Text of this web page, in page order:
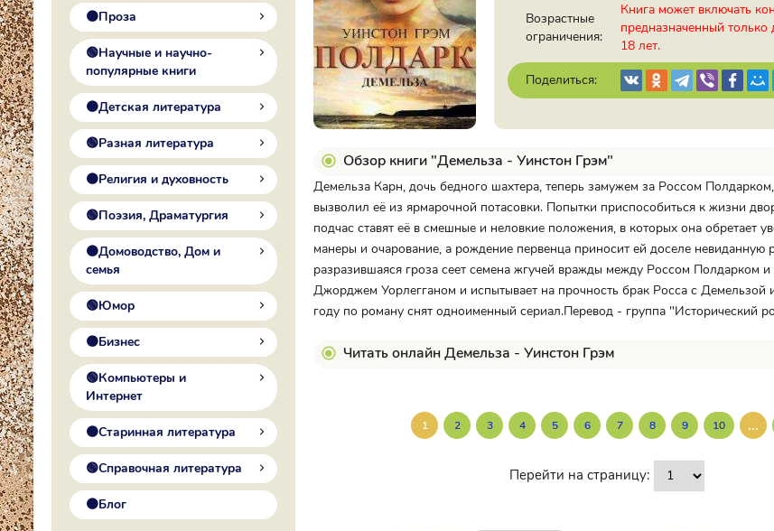
🟠Проза
🟢Научные и научно-
популярные книги
🟠Детская литература
🟢Разная литература
🟠Религия и духовность
🟢Поэзия, Драматургия
🟠Домоводство, Дом и
семья
🟢Юмор
🟠Бизнес
🟢Компьютеры и
Интернет
🟠Старинная литература
🟢Справочная литература
🟠Блог
Возрастные
ограничения:
Книга может включать
предназначенный
18 лет.
Поделиться:
Обзор книги "Демельза - Уинстон Грэм"
Демельза Карн, дочь бедного шахтера, теперь замужем за Россом
вызволил её из ярмарочной потасовки. Попытки приспособиться к жизни
подчас ставят её в смешные и неловкие положения, в которых она обретает
манеры и очарование, а рождение первенца приносит ей доселе невиданную
разразившаяся гроза сеет семена жгучей вражды между Россом Полдарком и
Джорджем Уорлегганом и испытывает на прочность брак Росса с Демельзой
году по роману снят одноименный сериал.Перевод - группа "Исторический
Читать онлайн Демельза - Уинстон Грэм
1 2 3 4 5 6 7 8 9 10 ...
Перейти на страницу: